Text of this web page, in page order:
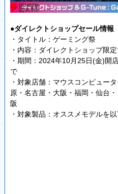
●ダイレクトショップセール情報
・タイトル：ゲーミング祭
・内容：ダイレクトショップ限
・期間：2024年10月25日(金)開
で
・対象店舗：マウスコンピュー
原・名古屋・大阪・福岡・仙台
阪
・対象製品：オススメモデルを以